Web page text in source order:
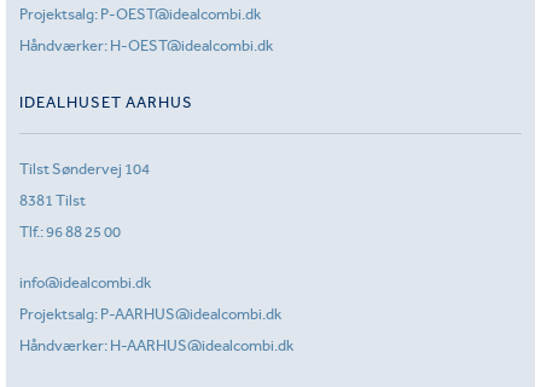
Projektsalg: P-OEST@idealcombi.dk
Håndværker: H-OEST@idealcombi.dk
IDEALHUSET AARHUS
Tilst Søndervej 104
8381 Tilst
Tlf.:96 88 25 00
info@idealcombi.dk
Projektsalg: P-AARHUS@idealcombi.dk
Håndværker: H-AARHUS@idealcombi.dk